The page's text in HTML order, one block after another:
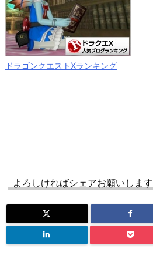
ドラゴンクエストXランキング
よろしければシェアお願いします